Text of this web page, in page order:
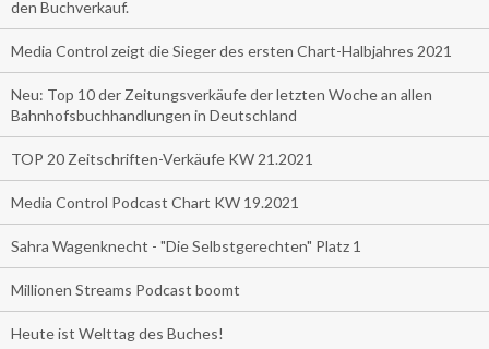
den Buchverkauf.
Media Control zeigt die Sieger des ersten Chart-Halbjahres 2021
Neu: Top 10 der Zeitungsverkäufe der letzten Woche an allen
Bahnhofsbuchhandlungen in Deutschland
TOP 20 Zeitschriften-Verkäufe KW 21.2021
Media Control Podcast Chart KW 19.2021
Sahra Wagenknecht - "Die Selbstgerechten" Platz 1
Millionen Streams Podcast boomt
Heute ist Welttag des Buches!